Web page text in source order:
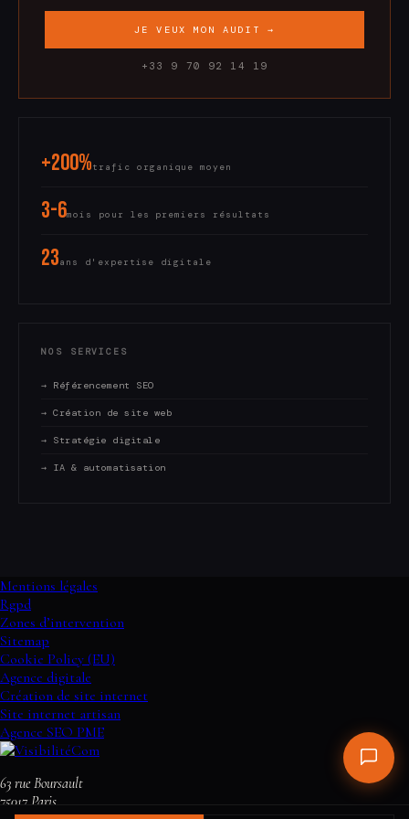
JE VEUX MON AUDIT →
+33 9 70 92 14 19
+200%trafic organique moyen
3-6mois pour les premiers résultats
23ans d'expertise digitale
NOS SERVICES
→ Référencement SEO
→ Création de site web
→ Stratégie digitale
→ IA & automatisation
Mentions légales
Rgpd
Zones d’intervention
Sitemap
Cookie Policy (EU)
Agence digitale
Création de site internet
Site internet artisan
Agence SEO PME
63 rue Boursault
75017 Paris